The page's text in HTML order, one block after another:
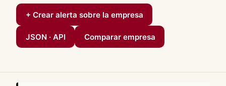
+ Crear alerta sobre la empresa
JSON · API Comparar empresa